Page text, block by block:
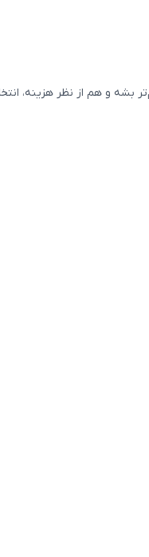
و هم از نظر هزینه،